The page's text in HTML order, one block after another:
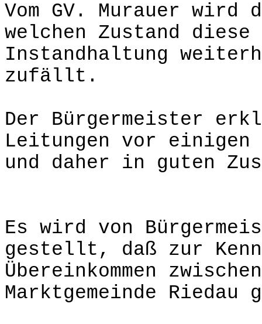
Vom GV. Murauer
welchen Zustand
Instandhaltung
zufällt.
Der Bürgermeister
Leitungen vor einigen
und daher in guten
Es wird von
gestellt, daß zur
Übereinkommen
Marktgemeinde Riedau